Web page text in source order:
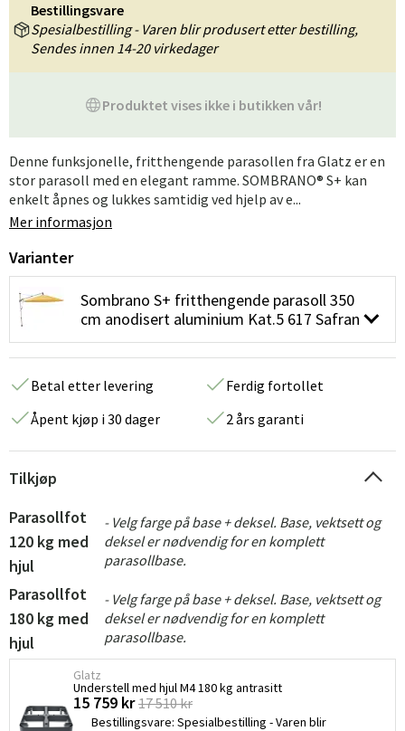
Produktet vises ikke i butikken vår!
Bestillingsvare
Spesialbestilling - Varen blir produsert etter bestilling,
Sendes innen 14-20 virkedager
Denne funksjonelle, fritthengende parasollen fra Glatz er en
stor parasoll med en elegant ramme. SOMBRANO® S+ kan
enkelt åpnes og lukkes samtidig ved hjelp av e...
Mer informasjon
Varianter
Sombrano S+ fritthengende parasoll 350
cm anodisert aluminium Kat.5 617 Safran
Betal etter levering
Ferdig fortollet
Åpent kjøp i 30 dager
2 års garanti
Tilkjøp
Parasollfot
120 kg med
hjul
- Velg farge på base + deksel. Base, vektsett og
deksel er nødvendig for en komplett
parasollbase.
Parasollfot
180 kg med
hjul
- Velg farge på base + deksel. Base, vektsett og
deksel er nødvendig for en komplett
parasollbase.
Glatz
Understell med hjul M4 180 kg antrasitt
15 759 kr 17 510 kr
Bestillingsvare: Spesialbestilling - Varen blir